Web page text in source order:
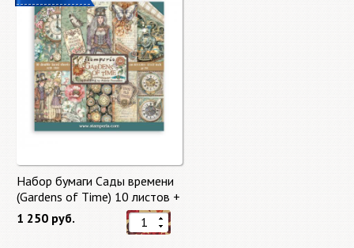
Набор бумаги Сады времени
(Gardens of Time) 10 листов +
бонус от Stamperia
1 250 руб.